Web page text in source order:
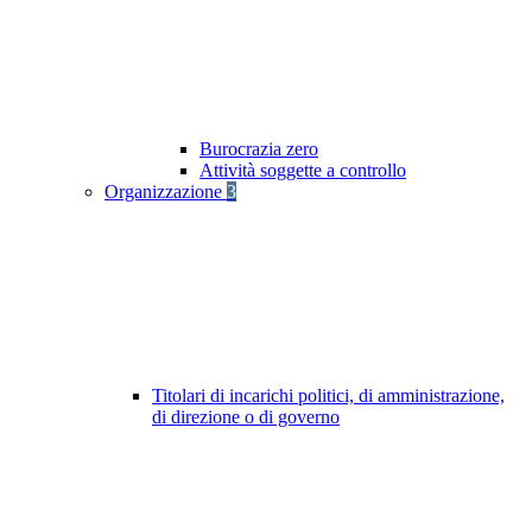
Burocrazia zero
Attività soggette a controllo
Organizzazione 3
Titolari di incarichi politici, di amministrazione,
di direzione o di governo